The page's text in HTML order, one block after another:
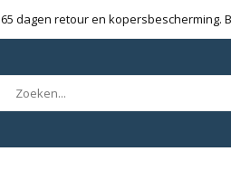
dagen retour en